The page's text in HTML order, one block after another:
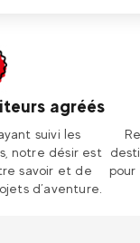
agréés
suivi les
notre désir est
savoir et de
d’aventure.
pour